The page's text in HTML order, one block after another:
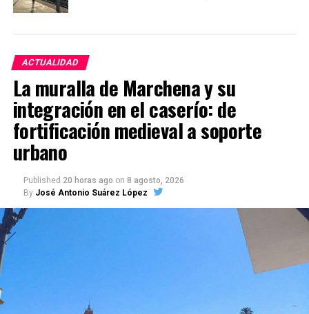
ACTUALIDAD
La muralla de Marchena y su
integración en el caserío: de
fortificación medieval a soporte
urbano
Published 20 horas ago on 8 agosto, 2026
By José Antonio Suárez López